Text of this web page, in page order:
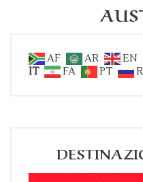
AF AR EN
IT
FA PT